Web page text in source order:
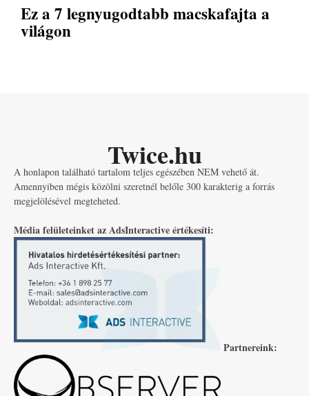
Ez a 7 legnyugodtabb macskafajta a
világon
Twice.hu
A honlapon található tartalom teljes egészében NEM vehető át.
Amennyiben mégis közölni szeretnél belőle 300 karakterig a forrás
megjelölésével megteheted.
Média felületeinket az AdsInteractive értékesíti:
Partnereink: